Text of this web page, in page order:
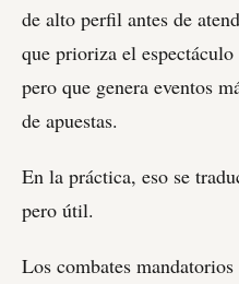
de alto perfil antes de
que prioriza el
pero que genera eventos
de apuestas.
En la práctica, eso se
pero útil.
Los combates